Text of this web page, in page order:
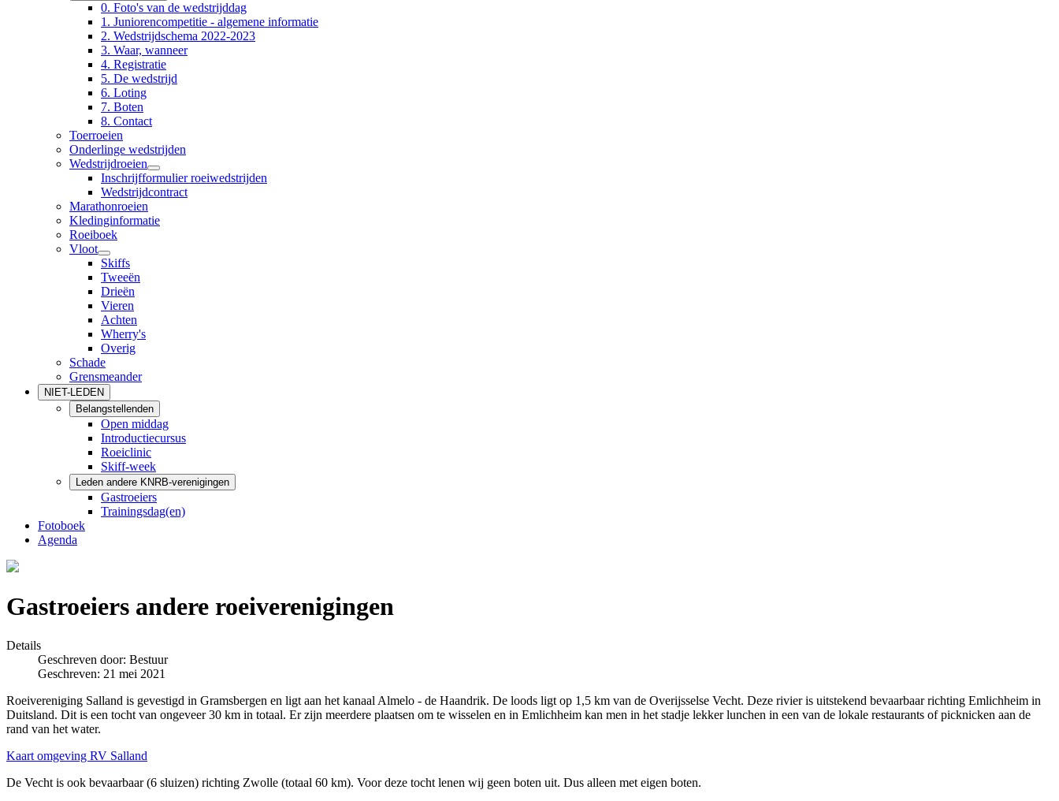
0. Foto's van de wedstrijddag
1. Juniorencompetitie - algemene informatie
2. Wedstrijdschema 2022-2023
3. Waar, wanneer
4. Registratie
5. De wedstrijd
6. Loting
7. Boten
8. Contact
Toerroeien
Onderlinge wedstrijden
Wedstrijdroeien
Inschrijfformulier roeiwedstrijden
Wedstrijdcontract
Marathonroeien
Kledinginformatie
Roeiboek
Vloot
Skiffs
Tweeën
Drieën
Vieren
Achten
Wherry's
Overig
Schade
Grensmeander
NIET-LEDEN
Belangstellenden
Open middag
Introductiecursus
Roeiclinic
Skiff-week
Leden andere KNRB-verenigingen
Gastroeiers
Trainingsdag(en)
Fotoboek
Agenda
Gastroeiers andere roeiverenigingen
Details
Geschreven door: Bestuur
Geschreven: 21 mei 2021
Roeivereniging Salland is gevestigd in Gramsbergen en ligt aan het kanaal Almelo - de Haandrik. De loods ligt op 1,5 km van de Overijsselse Vecht. Deze rivier is uitstekend bevaarbaar richting Emlichheim in
Duitsland. Dit is een tocht van ongeveer 30 km in totaal. Er zijn meerdere plaatsen om te wisselen en in Emlichheim kan men in het stadje lekker lunchen in een van de lokale restaurants of picknicken aan de
rand van het water.
Kaart omgeving RV Salland
De Vecht is ook bevaarbaar (6 sluizen) richting Zwolle (totaal 60 km). Voor deze tocht lenen wij geen boten uit. Dus alleen met eigen boten.